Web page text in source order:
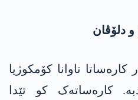
دلۆڤان
تاوانا کۆمکوژیا
کارەساتەک کو تێدا